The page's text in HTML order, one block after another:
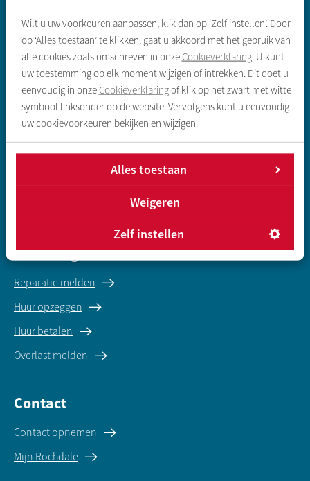
Wilt u uw voorkeuren aanpassen, klik dan op ‘Zelf instellen’. Door
op ‘Alles toestaan’ te klikken, gaat u akkoord met het gebruik van
alle cookies zoals omschreven in onze Cookieverklaring. U kunt
uw toestemming op elk moment wijzigen of intrekken. Dit doet u
eenvoudig in onze Cookieverklaringof klik op het zwart met witte
symbool linksonder op de website. Vervolgens kunt u eenvoudig
uw cookievoorkeuren bekijken en wijzigen.
Alles toestaan
Weigeren
Zelf instellen
Zoeken & aanbod
Vrije sector huurwoning
Gegevens inleveren sociale huur
Direct regelen
Reparatie melden
Huur opzeggen
Huur betalen
Overlast melden
Contact
Contact opnemen
Mijn Rochdale